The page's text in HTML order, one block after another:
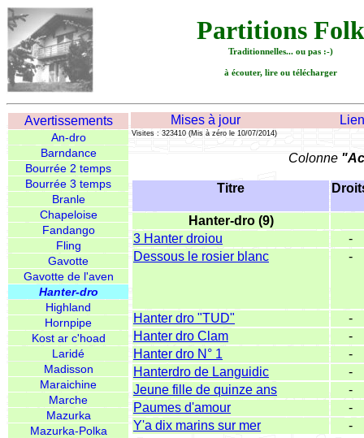
Partitions Folk
Traditionnelles... ou pas :-)
à écouter, lire ou télécharger
Avertissements
An-dro
Barndance
Bourrée 2 temps
Bourrée 3 temps
Branle
Chapeloise
Fandango
Fling
Gavotte
Gavotte de l'aven
Hanter-dro
Highland
Hornpipe
Kost ar c'hoad
Laridé
Madisson
Maraichine
Marche
Mazurka
Mazurka-Polka
Mises à jour
Visites : 323410 (Mis à zéro le 10/07/2014)
Colonne
Titre
Hanter-dro (9)
3 Hanter droiou
-
Dessous le rosier blanc
-
Hanter dro "TUD"
-
Hanter dro Clam
-
Hanter dro N° 1
-
Hanterdro de Languidic
-
Jeune fille de quinze ans
-
Paumes d'amour
-
Y'a dix marins sur mer
-